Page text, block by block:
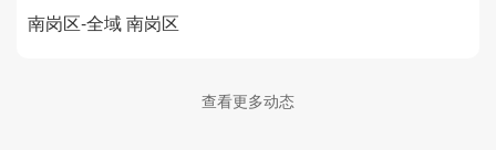
南岗区-全域南岗区
查看更多动态